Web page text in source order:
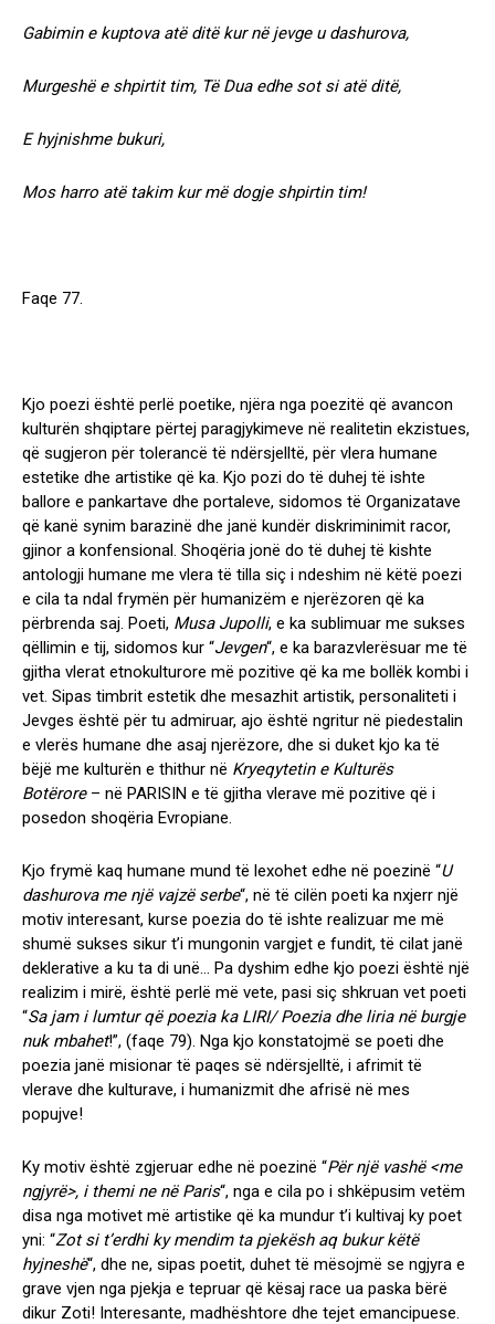
Gabimin e kuptova atë ditë kur në jevge u dashurova,
Murgeshë e shpirtit tim, Të Dua edhe sot si atë ditë,
E hyjnishme bukuri,
Mos harro atë takim kur më dogje shpirtin tim!
Faqe 77.
Kjo poezi është perlë poetike, njëra nga poezitë që avancon
kulturën shqiptare përtej paragjykimeve në realitetin ekzistues,
që sugjeron për tolerancë të ndërsjelltë, për vlera humane
estetike dhe artistike që ka. Kjo pozi do të duhej të ishte
ballore e pankartave dhe portaleve, sidomos të Organizatave
që kanë synim barazinë dhe janë kundër diskriminimit racor,
gjinor a konfensional. Shoqëria jonë do të duhej të kishte
antologji humane me vlera të tilla siç i ndeshim në këtë poezi
e cila ta ndal frymën për humanizëm e njerëzoren që ka
përbrenda saj. Poeti, Musa Jupolli, e ka sublimuar me sukses
qëllimin e tij, sidomos kur “Jevgen“, e ka barazvlerësuar me të
gjitha vlerat etnokulturore më pozitive që ka me bollëk kombi i
vet. Sipas timbrit estetik dhe mesazhit artistik, personaliteti i
Jevges është për tu admiruar, ajo është ngritur në piedestalin
e vlerës humane dhe asaj njerëzore, dhe si duket kjo ka të
bëjë me kulturën e thithur në Kryeqytetin e Kulturës
Botërore– në PARISIN e të gjitha vlerave më pozitive që i
posedon shoqëria Evropiane.
Kjo frymë kaq humane mund të lexohet edhe në poezinë “U
dashurova me një vajzë serbe“, në të cilën poeti ka nxjerr një
motiv interesant, kurse poezia do të ishte realizuar me më
shumë sukses sikur t’i mungonin vargjet e fundit, të cilat janë
deklerative a ku ta di unë… Pa dyshim edhe kjo poezi është një
realizim i mirë, është perlë më vete, pasi siç shkruan vet poeti
“Sa jam i lumtur që poezia ka LIRI/ Poezia dhe liria në burgje
nuk mbahet!”, (faqe 79). Nga kjo konstatojmë se poeti dhe
poezia janë misionar të paqes së ndërsjelltë, i afrimit të
vlerave dhe kulturave, i humanizmit dhe afrisë në mes
popujve!
Ky motiv është zgjeruar edhe në poezinë “Për një vashë <me
ngjyrë>, i themi ne në Paris“, nga e cila po i shkëpusim vetëm
disa nga motivet më artistike që ka mundur t’i kultivaj ky poet
yni: “Zot si t’erdhi ky mendim ta pjekësh aq bukur këtë
hyjneshë“, dhe ne, sipas poetit, duhet të mësojmë se ngjyra e
grave vjen nga pjekja e tepruar që kësaj race ua paska bërë
dikur Zoti! Interesante, madhështore dhe tejet emancipuese.